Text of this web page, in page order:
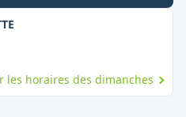
,
les horaires des dimanches